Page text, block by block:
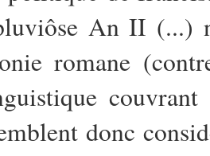
An II (...)
romane
donc